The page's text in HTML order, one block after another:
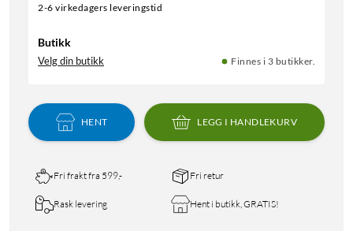
2-6 virkedagers leveringstid
Butikk
Velg din butikk Finnes i 3 butikker.
HENT LEGG I HANDLEKURV
Fri frakt fra 599,- Fri retur
Rask levering Hent i butikk, GRATIS!